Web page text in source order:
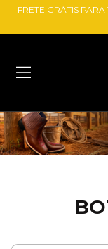
FRETE GRÁTIS